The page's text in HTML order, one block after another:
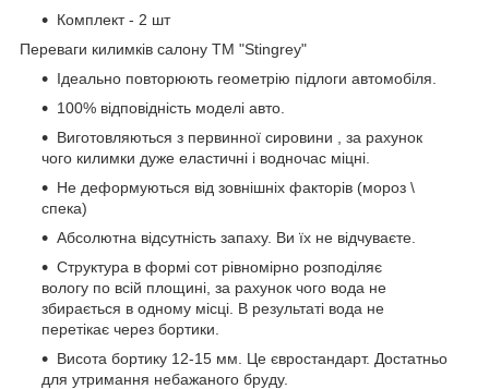
Комплект - 2 шт
Переваги килимків салону ТМ "Stingrey"
Ідеально повторюють геометрію підлоги автомобіля.
100% відповідність моделі авто.
Виготовляються з первинної сировини , за рахунок
чого килимки дуже еластичні і водночас міцні.
Не деформуються від зовнішніх факторів (мороз \
спека)
Абсолютна відсутність запаху. Ви їх не відчуваєте.
Структура в формі сот рівномірно розподіляє
вологу по всій площині, за рахунок чого вода не
збирається в одному місці. В результаті вода не
перетікає через бортики.
Висота бортику 12-15 мм. Це євростандарт. Достатньо
для утримання небажаного бруду.